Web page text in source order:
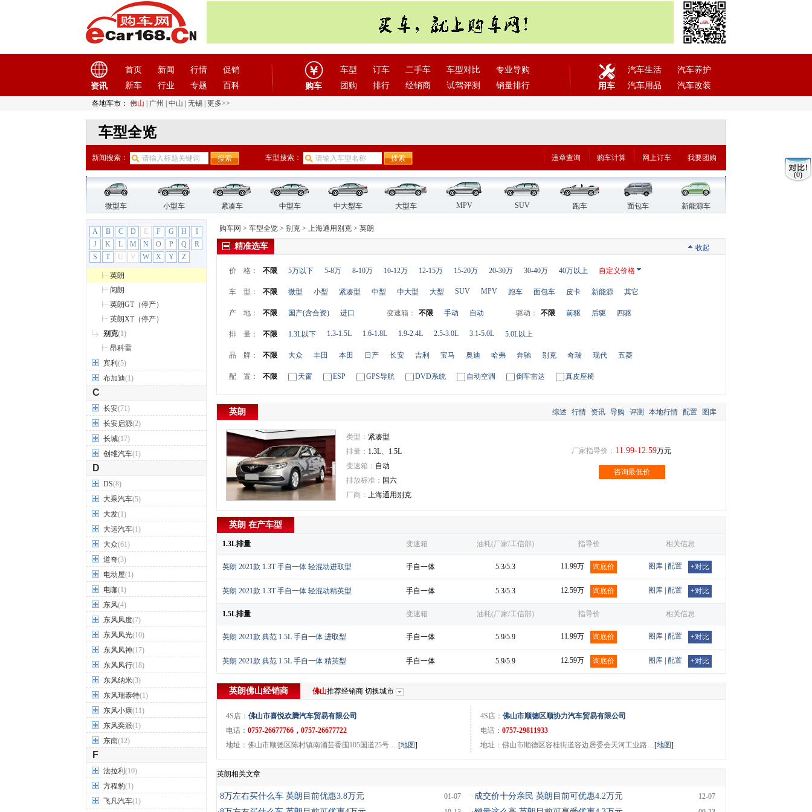
资讯
首页 新闻 行情
促销
新车
行业 专题 百科 购车
车型 订车 二手车 车型对比
专业导购
团购
排行 经销商 试驾评测 销量排行 用车
汽车生活
汽车养护
汽车用品
汽车改装
各地车市： 佛山 广州 中山 无锡 更多>>
车型全览
新闻搜索： 车型搜索： 违章查询 购车计算 网上订车 我要团购
微型车 小型车 紧凑车 中型车 中大型车 大型车 MPV SUV 跑车 面包车 新能源车
A B C D E F G H
I
J
K L M N O P Q
R
S
T U V W X Y Z
VELITE 6 微蓝
昂科拉Encore
昂科威
昂科威Plus
昂科威S
别克GL8
别克GL8 PHEV
别克至境世家
君越
凯越
威朗
微蓝7
微蓝VELITE 6 插电混动
英朗
阅朗
英朗GT（停产）
英朗XT（停产）
别克(1)
昂科雷
宾利 (5)
布加迪(1)
C
长安(71)
长安启源(2)
长城(17)
创维汽车(1)
D
DS(8)
大乘汽车(5)
大发(1)
大运汽车(1)
大众(61)
道奇(3)
电动屋(1)
电咖(1)
东风(4)
东风风度(7)
东风风光(10)
东风风神(17)
东风风行(18)
东风纳米(3)
东风瑞泰特(1)
东风小康(11)
东风奕派(1)
东南(12)
F
法拉利 (10)
方程豹(1)
飞凡汽车(1)
购车网 > 车型全览 > 别克 > 上海通用别克 > 英朗
精准选车 收起
价 格： 不限 5万以下 5-8万 8-10万 10-12万 12-15万 15-20万 20-30万 30-40万 40万以上 自定义价格
车 型： 不限 微型 小型 紧凑型 中型 中大型 大型 SUV MPV 跑车 面包车 皮卡 新能源 其它
产 地： 不限 国产(含合资) 进口 变速箱： 不限 手动 自动 驱动： 不限 前驱 后驱 四驱
排 量： 不限 1.3L以下 1.3-1.5L 1.6-1.8L 1.9-2.4L 2.5-3.0L 3.1-5.0L 5.0L以上
品 牌： 不限 大众 丰田 本田 日产 长安 吉利 宝马 奥迪 哈弗 奔驰 别克 奇瑞 现代 五菱
配 置： 不限 天窗 ESP GPS导航 DVD系统 自动空调 倒车雷达 真皮座椅
英朗 综述 行情 资讯 导购 评测 本地行情 配置 图库
类型： 紧凑型
排量： 1.3L、1.5L
变速箱： 自动
排放标准： 国六
厂商： 上海通用别克
厂家指导价： 11.99-12.59万元
咨询最低价
英朗 在产车型
1.3L排量 变速箱 油耗(厂家/工信部) 指导价 相关信息
英朗 2021款 1.3T 手自一体 轻混动进取型 手自一体 5.3/5.3 11.99万 询底价 图库 配置 +对比
英朗 2021款 1.3T 手自一体 轻混动精英型 手自一体 5.3/5.3 12.59万 询底价 图库 配置 +对比
1.5L排量 变速箱 油耗(厂家/工信部) 指导价 相关信息
英朗 2021款 典范 1.5L 手自一体 进取型 手自一体 5.9/5.9 11.99万 询底价 图库 配置 +对比
英朗 2021款 典范 1.5L 手自一体 精英型 手自一体 5.9/5.9 12.59万 询底价 图库 配置 +对比
英朗佛山经销商 佛山推荐经销商 切换城市
4S店： 佛山市喜悦欢腾汽车贸易有限公司
电话： 0757-26677766，0757-26677722
地址：佛山市顺德区陈村镇南涌芸香围105国道25号 …[地图]
4S店： 佛山市顺德区顺协力汽车贸易有限公司
电话： 0757-29811933
地址：佛山市顺德区容桂街道容边居委会天河工业路…[地图]
英朗相关文章
·8万左右买什么车 英朗目前优惠3.8万元 01-07 · 成交价十分亲民 英朗目前可优惠4.2万元 12-07
(0)